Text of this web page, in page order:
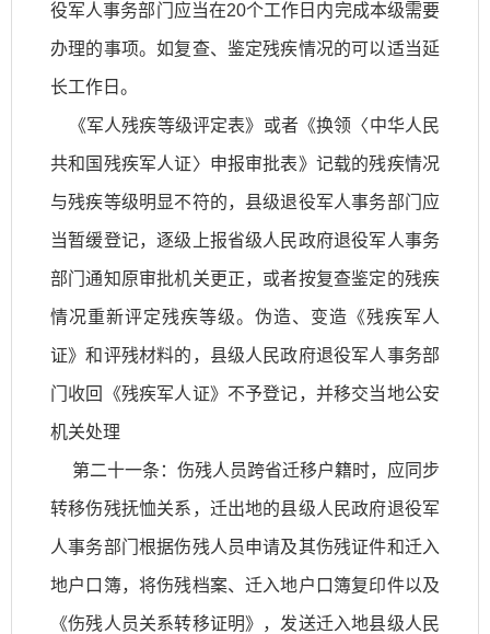
役军人事务部门应当在20个工作日内完成本级需要
办理的事项。如复查、鉴定残疾情况的可以适当延
长工作日。
《军人残疾等级评定表》或者《换领〈中华人民
共和国残疾军人证〉申报审批表》记载的残疾情况
与残疾等级明显不符的，县级退役军人事务部门应
当暂缓登记，逐级上报省级人民政府退役军人事务
部门通知原审批机关更正，或者按复查鉴定的残疾
情况重新评定残疾等级。伪造、变造《残疾军人
证》和评残材料的，县级人民政府退役军人事务部
门收回《残疾军人证》不予登记，并移交当地公安
机关处理
第二十一条：伤残人员跨省迁移户籍时，应同步
转移伤残抚恤关系，迁出地的县级人民政府退役军
人事务部门根据伤残人员申请及其伤残证件和迁入
地户口簿，将伤残档案、迁入地户口簿复印件以及
《伤残人员关系转移证明》，发送迁入地县级人民